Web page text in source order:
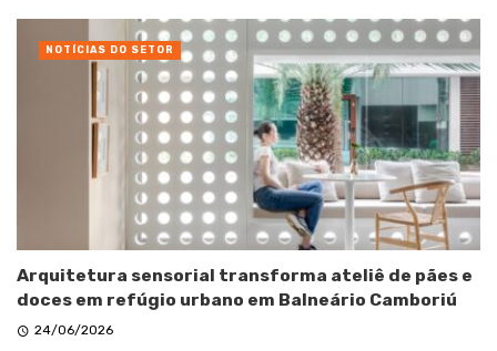
Arquitetura sensorial transforma ateliê de pães e
doces em refúgio urbano em Balneário Camboriú
24/06/2026
NOTÍCIAS DO SETOR